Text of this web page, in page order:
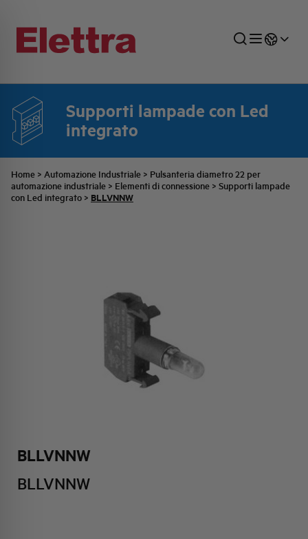
Supporti lampade con Led
integrato
Home > Automazione Industriale > Pulsanteria diametro 22 per
automazione industriale > Elementi di connessione > Supporti lampade
con Led integrato > BLLVNNW
BLLVNNW
BLLVNNW
SETTORI
INDUSTRIALE
DISTRIBUZIONE DI ENERGIA
AUTOMAZIONE INDUSTRIALE
RETE COMMERCIALE
UFFICIO TECNICO
PREVENTIVAZIONE
COMMESSE QUADRI
AZIENDA
FAMIGLIA BELLINI
IDENTITÀ AZIENDALE
ATTIVITÀ E MERCATI
TUTTE LE NEWS
ULTIME NOTIZIE ISTITUZIONALI
JOB CAREERS
PARTNER